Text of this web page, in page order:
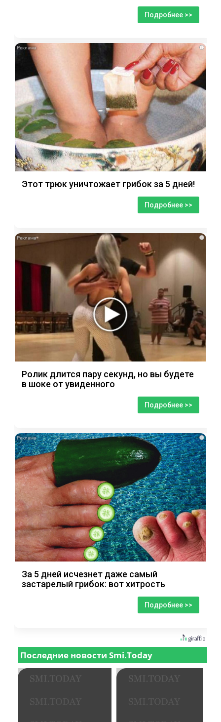
Подробнее >>
i
Этот трюк уничтожает грибок за 5 дней!
Подробнее >>
i
Ролик длится пару секунд, но вы будете
в шоке от увиденного
Подробнее >>
i
За 5 дней исчезнет даже самый
застарелый грибок: вот хитрость
Подробнее >>